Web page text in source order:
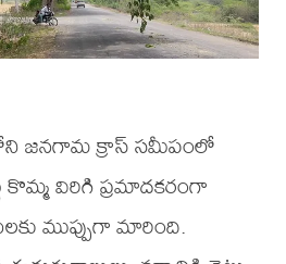
జనగామ క్రాస్ సమీపంలో
కొమ్మ విరిగి ప్రమాదకరంగా
ముప్పుగా మారింది.